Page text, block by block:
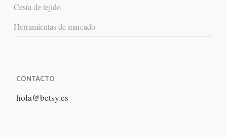
Cesta de tejido
Herramientas de marcado
CONTACTO
hola@betsy.es